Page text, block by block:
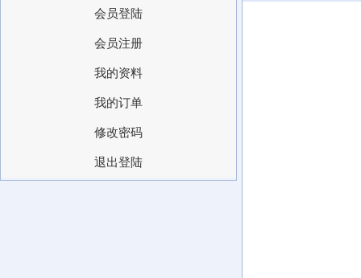
会员登陆
会员注册
我的资料
我的订单
修改密码
退出登陆